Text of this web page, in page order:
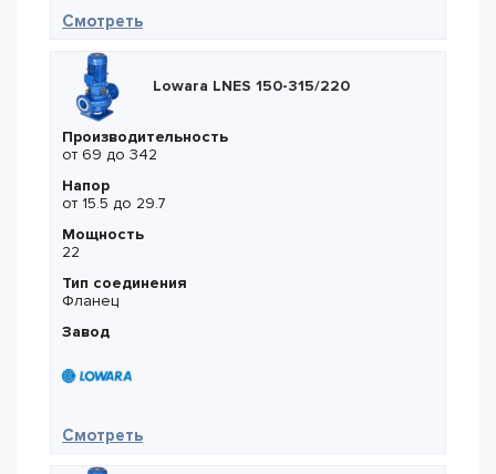
Смотреть— Lowara LNEE 65-125/07
Lowara LNES 150-315/220
Производительность
от 69 до 342
Напор
от 15.5 до 29.7
Мощность
22
Тип соединения
Фланец
Завод
Смотреть— Lowara LNES 150-315/220